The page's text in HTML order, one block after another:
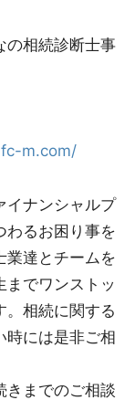
の相続診断士事
m.com/
イナンシャルプ
わるお困り事を
業達とチームを
でワンストッ
。相続に関する
時には是非ご相
きまでのご相談